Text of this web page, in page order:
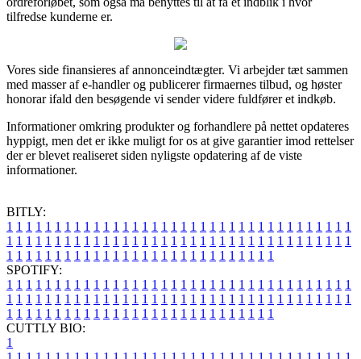
tilfredse kunderne er.
Vores side finansieres af annonceindtægter. Vi arbejder tæt sammen
med masser af e-handler og publicerer firmaernes tilbud, og høster
honorar ifald den besøgende vi sender videre fuldfører et indkøb.
Informationer omkring produkter og forhandlere på nettet opdateres
hyppigt, men det er ikke muligt for os at give garantier imod rettelser
der er blevet realiseret siden nyligste opdatering af de viste
informationer.
BITLY:
1 1 1 1 1 1 1 1 1 1 1 1 1 1 1 1 1 1 1 1 1 1 1 1 1 1 1 1 1 1 1 1 1 1 1 1
1 1 1 1 1 1 1 1 1 1 1 1 1 1 1 1 1 1 1 1 1 1 1 1 1 1 1 1 1 1 1 1 1 1 1 1
1 1 1 1 1 1 1 1 1 1 1 1 1 1 1 1 1 1 1 1 1 1 1 1 1 1 1 1
SPOTIFY:
1 1 1 1 1 1 1 1 1 1 1 1 1 1 1 1 1 1 1 1 1 1 1 1 1 1 1 1 1 1 1 1 1 1 1 1
1 1 1 1 1 1 1 1 1 1 1 1 1 1 1 1 1 1 1 1 1 1 1 1 1 1 1 1 1 1 1 1 1 1 1 1
1 1 1 1 1 1 1 1 1 1 1 1 1 1 1 1 1 1 1 1 1 1 1 1 1 1 1 1
CUTTLY BIO:
1